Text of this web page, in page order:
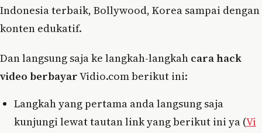
Indonesia terbaik, Bollywood, Korea sampai dengan
konten edukatif.
Dan langsung saja ke langkah-langkah cara hack
video berbayarVidio.com berikut ini:
Langkah yang pertama anda langsung saja
kunjungi lewat tautan link yang berikut ini ya (Vi